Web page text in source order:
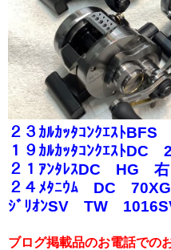
２３ｶﾙｶｯﾀｺﾝｸｴｽﾄBFS
１９ｶﾙｶｯﾀｺﾝｸｴｽﾄDC
２１ｱﾝﾀﾚｽDC HG 右
２４ﾒﾀﾆｳﾑ DC 70XG
ｼﾞﾘｵﾝSV TW
ブログ掲載品のお電話での